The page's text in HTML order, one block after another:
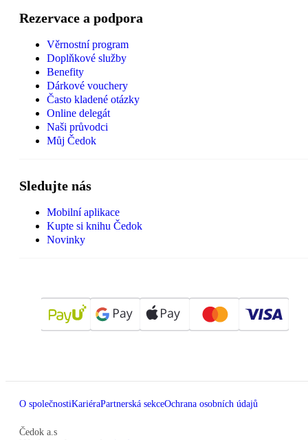
Rezervace a podpora
Věrnostní program
Doplňkové služby
Benefity
Dárkové vouchery
Často kladené otázky
Online delegát
Naši průvodci
Můj Čedok
Sledujte nás
Mobilní aplikace
Kupte si knihu Čedok
Novinky
O společnostiKariéraPartnerská sekceOchrana osobních údajů
Čedok a.s